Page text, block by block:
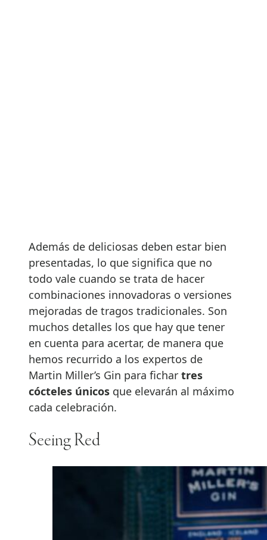
Además de deliciosas deben estar bien
presentadas, lo que significa que no
todo vale cuando se trata de hacer
combinaciones innovadoras o versiones
mejoradas de tragos tradicionales. Son
muchos detalles los que hay que tener
en cuenta para acertar, de manera que
hemos recurrido a los expertos de
Martin Miller’s Gin para fichar tres
cócteles únicos que elevarán al máximo
cada celebración.
Seeing Red